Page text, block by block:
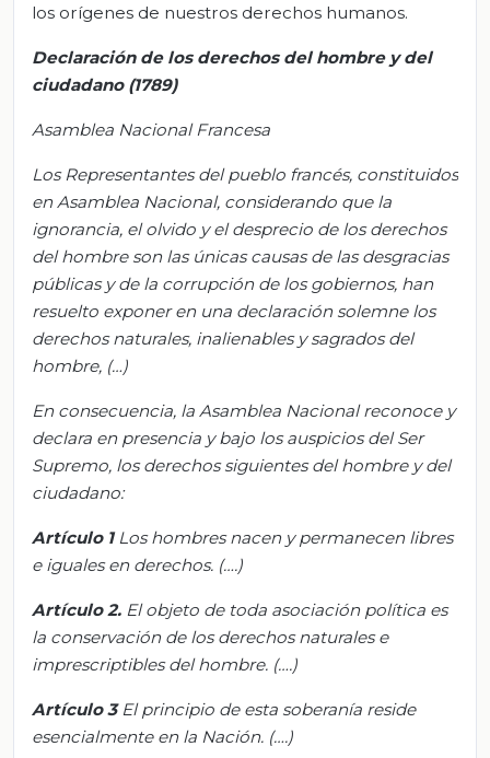
los orígenes de nuestros derechos humanos.
Declaración de los derechos del hombre y del
ciudadano (1789)
Asamblea Nacional Francesa
Los Representantes del pueblo francés, constituidos
en Asamblea Nacional, considerando que la
ignorancia, el olvido y el desprecio de los derechos
del hombre son las únicas causas de las desgracias
públicas y de la corrupción de los gobiernos, han
resuelto exponer en una declaración solemne los
derechos naturales, inalienables y sagrados del
hombre, (…)
En consecuencia, la Asamblea Nacional reconoce y
declara en presencia y bajo los auspicios del Ser
Supremo, los derechos siguientes del hombre y del
ciudadano:
Artículo 1Los hombres nacen y permanecen libres
e iguales en derechos. (….)
Artículo 2. El objeto de toda asociación política es
la conservación de los derechos naturales e
imprescriptibles del hombre. (….)
Artículo 3El principio de esta soberanía reside
esencialmente en la Nación. (….)